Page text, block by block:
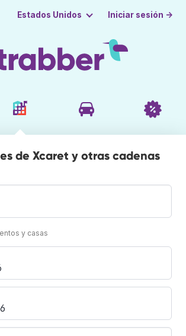
Estados Unidos Iniciar sesión →
de Xcaret y otras cadenas
y casas